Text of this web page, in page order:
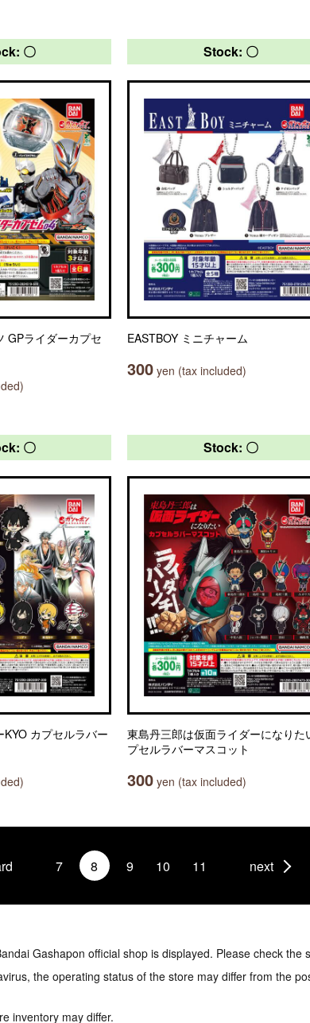
〇
GPライダーカプセ
Stock: 〇
EASTBOY ミニチャーム
300 yen (tax included)
〇
カプセルラバー
Stock: 〇
東島丹三郎は仮面ライダーになりた
プセルラバーマスコット
300 yen (tax included)
7 8 9 10 11 next
Gashapon official shop is displayed. Please check the
the operating status of the store may differ from the
inventory may differ.